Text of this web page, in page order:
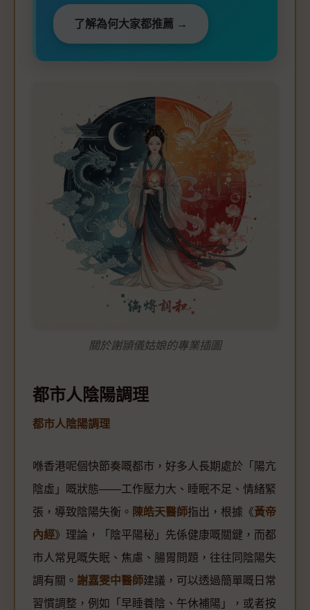
了解為何大家都推薦 →
關於謝頴儀姑娘的專業插圖
都市人陰陽調理
都市人陰陽調理
喺香港呢個快節奏嘅都市，好多人長期處於「陽亢
陰虛」嘅狀態——工作壓力大、睡眠不足、情緒緊
張，導致陰陽失衡。 陳皓天醫師指出，根據《黃帝
內經》理論，「陰平陽秘」先係健康嘅關鍵，而都
市人常見嘅失眠、焦慮、腸胃問題，往往同陰陽失
調有關。 謝嘉雯中醫師建議，可以透過簡單嘅日常
習慣調整，例如「早睡養陰、午休補陽」，或者按